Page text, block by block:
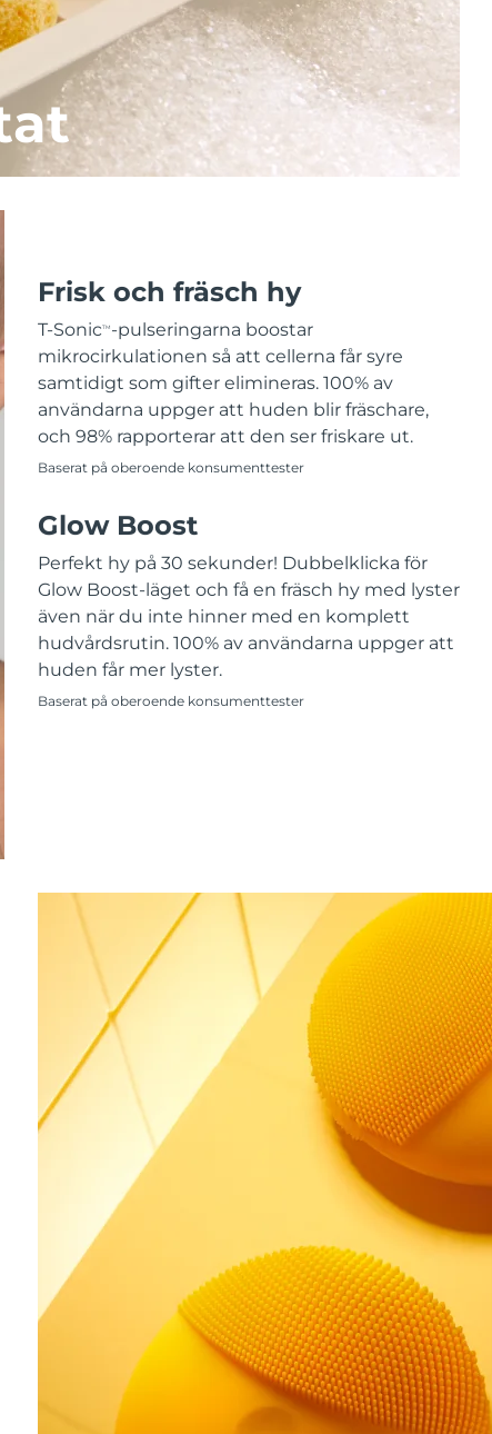
Frisk och fräsch hy
T-SonicTM -pulseringarna boostar
mikrocirkulationen så att cellerna får syre
samtidigt som gifter elimineras. 100% av
användarna uppger att huden blir fräschare,
och 98% rapporterar att den ser friskare ut.
Baserat på oberoende konsumenttester
Glow Boost
Perfekt hy på 30 sekunder! Dubbelklicka för
Glow Boost-läget och få en fräsch hy med lyster
även när du inte hinner med en komplett
hudvårdsrutin. 100% av användarna uppger att
huden får mer lyster.
Baserat på oberoende konsumenttester